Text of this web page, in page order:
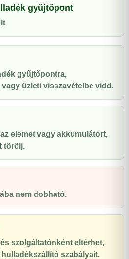
gyűjtőpont
gyűjtőpontra,
üzleti visszavételbe vidd.
elemet vagy akkumulátort,
törölj.
nem dobható.
szolgáltatónként eltérhet,
szabályait.